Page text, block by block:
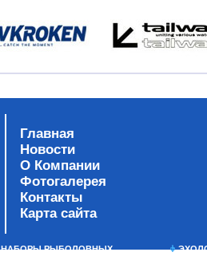
Главная
Новости
О Компании
Фотогалерея
Контакты
Карта сайта
НАБОРЫ РЫБОЛОВНЫХ